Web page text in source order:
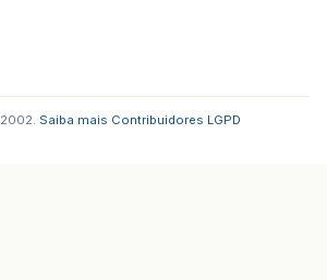
Saiba mais Contribuidores LGPD